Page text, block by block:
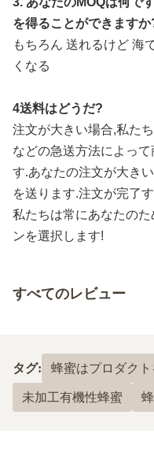
を得ることができますか
もちろん 送れるけど 海
くなる
4送料はどうだ?
注文が大きい場合,私た
などの急送方法によっ
す.あなたの注文が大き
を送ります.注文が完了
私たちは常にあなたの
ンを選択します!
すべてのレビュー
5.0最近の50件のレビ
5
タグ: 蜂蜜はプロダク
未加工有機性蜂蜜